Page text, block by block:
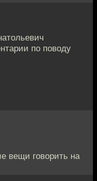
по поводу
вещи говорить на